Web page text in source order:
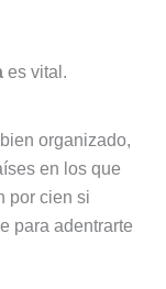
es vital.
organizado,
en los que
por cien si
para adentrarte